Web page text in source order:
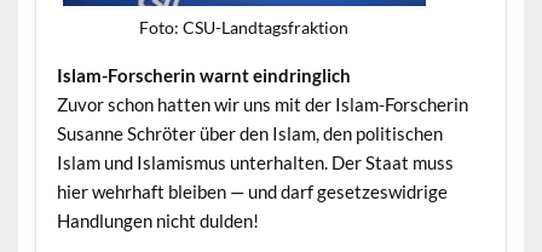
Foto: CSU-Land­tags­frak­tion
Islam-Forscherin warnt eindringlich
Zuvor schon hat­ten wir uns mit der Islam-Forscherin
Susanne Schröter über den Islam, den poli­tis­chen
Islam und Islamis­mus unter­hal­ten. Der Staat muss
hier wehrhaft bleiben — und darf geset­zeswidrige
Hand­lun­gen nicht dulden!